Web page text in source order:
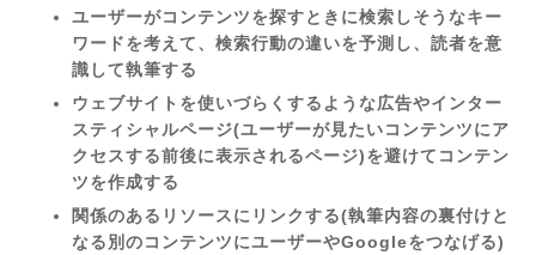
ユーザーがコンテンツを探すときに検索しそうなキー
ワードを考えて、検索行動の違いを予測し、読者を意
識して執筆する
ウェブサイトを使いづらくするような広告やインター
スティシャルページ(ユーザーが見たいコンテンツにア
クセスする前後に表示されるページ)を避けてコンテン
ツを作成する
関係のあるリソースにリンクする(執筆内容の裏付けと
なる別のコンテンツにユーザーやGoogleをつなげる)